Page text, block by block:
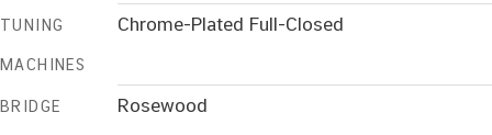
TUNING
MACHINES
Chrome-Plated Full-Closed
BRIDGE Rosewood